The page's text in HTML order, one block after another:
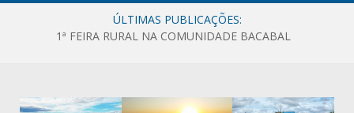
ÚLTIMAS PUBLICAÇÕES:
1ª FEIRA RURAL NA COMUNIDADE BACABAL